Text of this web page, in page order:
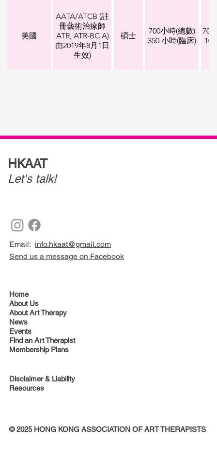
美國
AATA/ATCB (註
冊藝術治療師
ATR, ATR-BC A)
由2019年8月1日
生效)
碩士
700小時(總數)
350 小時(臨床)
70
HKAAT
Let's talk!
Email: info.hkaat@gmail.com
Send us a message on Facebook
Home
About Us
About Art Therapy
News
Events
Find an Art Therapist
Membership Plans
Disclaimer & Liability
Resources
© 2025 HONG KONG ASSOCIATION OF ART THERAPISTS